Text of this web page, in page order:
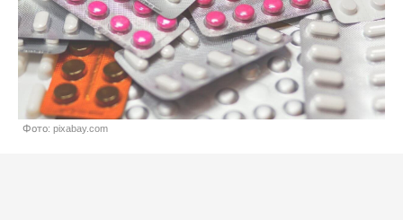
Фото: pixabay.com